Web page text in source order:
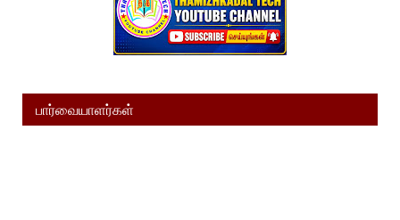
பார்வையாளர்கள்